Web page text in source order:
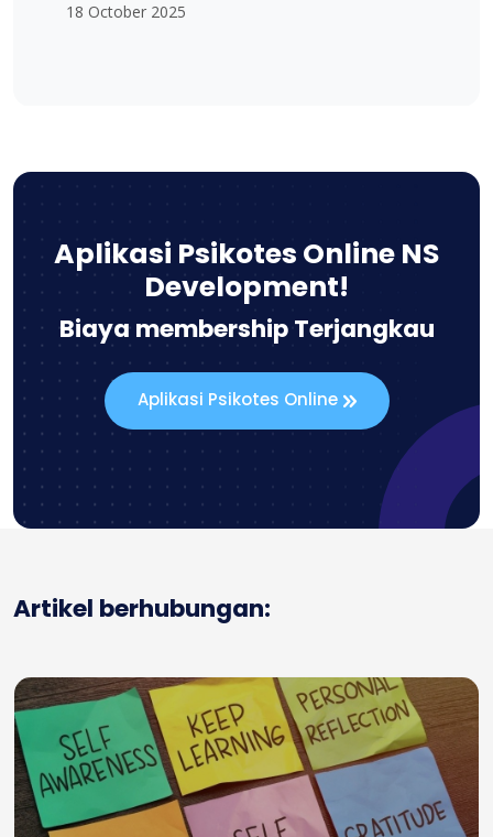
18 October 2025
Aplikasi Psikotes Online NS
Development!
Biaya membership Terjangkau
Aplikasi Psikotes Online
Artikel berhubungan: